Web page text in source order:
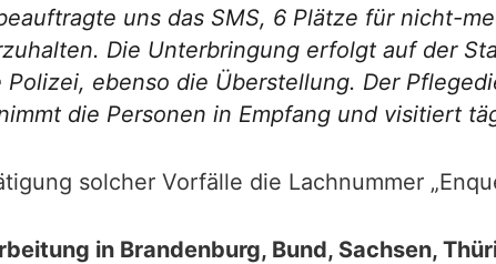
uns das SMS, 6 Plätze für nicht-
Die Unterbringung erfolgt auf der
ebenso die Überstellung. Der
die Personen in Empfang und visitiert
solcher Vorfälle die Lachnummer
in Brandenburg, Bund, Sachsen,